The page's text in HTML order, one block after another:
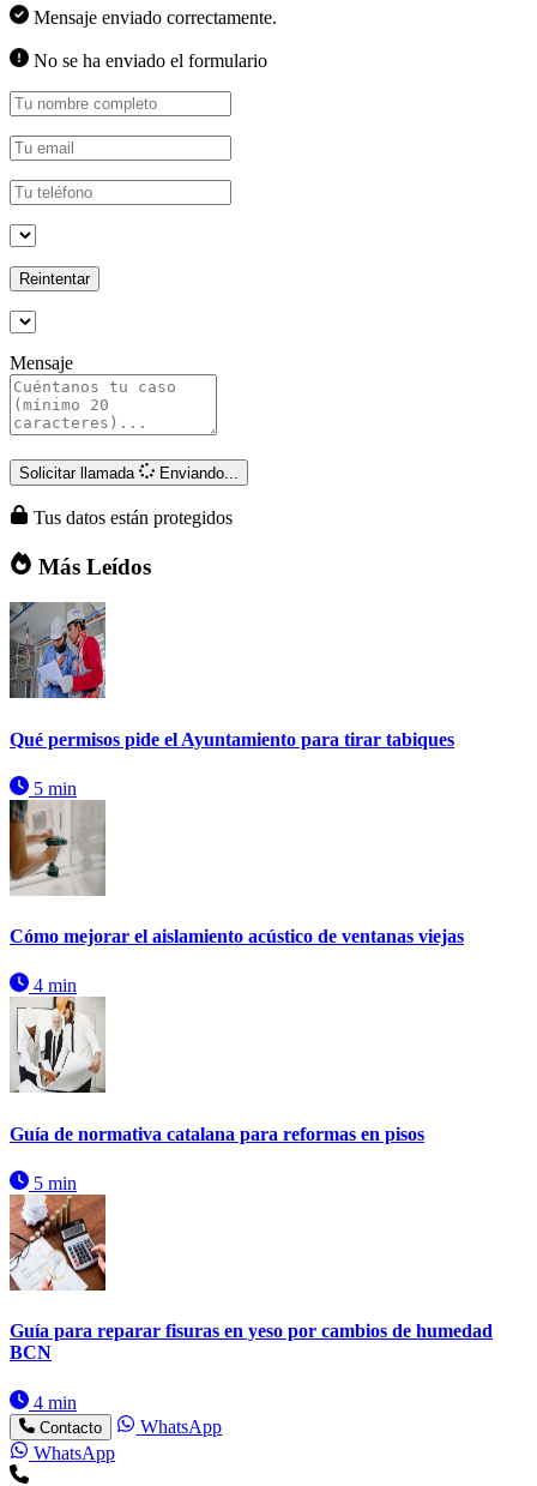
Mensaje enviado correctamente.
No se ha enviado el formulario
Reintentar
Mensaje
Solicitar llamada Enviando...
Tus datos están protegidos
Más Leídos
Qué permisos pide el Ayuntamiento para tirar tabiques
5 min
Cómo mejorar el aislamiento acústico de ventanas viejas
4 min
Guía de normativa catalana para reformas en pisos
5 min
Guía para reparar fisuras en yeso por cambios de humedad
BCN
4 min
Contacto
WhatsApp
WhatsApp